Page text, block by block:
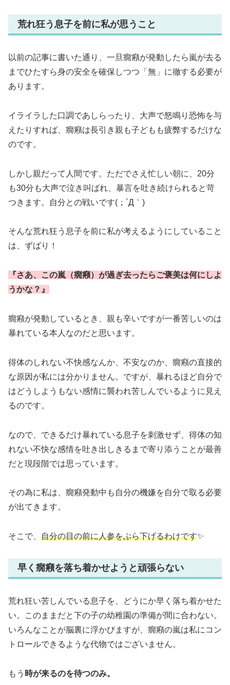
荒れ狂う息子を前に私が思うこと
以前の記事に書いた通り、一旦癇癪が発動したら嵐が去る
までひたすら身の安全を確保しつつ「無」に徹する必要が
あります。
イライラした口調であしらったり、大声で怒鳴り恐怖を与
えたりすれば、癇癪は長引き親も子どもも疲弊するだけな
のです。
しかし親だって人間です。ただでさえ忙しい朝に、20分
も30分も大声で泣き叫ばれ、暴言を吐き続けられると苛
つきます。自分との戦いです(；´Д｀)
そんな荒れ狂う息子を前に私が考えるようにしていること
は、ずばり！
『さあ、この嵐（癇癪）が過ぎ去ったらご褒美は何にしよ
うかな？』
癇癪が発動しているとき、親も辛いですが一番苦しいのは
暴れている本人なのだと思います。
得体のしれない不快感なんか、不安なのか、癇癪の直接的
な原因が私には分かりません。ですが、暴れるほど自分で
はどうしようもない感情に襲われ苦しんでいるように見え
るのです。
なので、できるだけ暴れている息子を刺激せず、得体の知
れない不快な感情を吐き出しきるまで寄り添うことが最善
だと現段階では思っています。
その為に私は、癇癪発動中も自分の機嫌を自分で取る必要
が出てきます。
そこで、 自分の目の前に人参をぶら下げるわけです✨️
早く癇癪を落ち着かせようと頑張らない
荒れ狂い苦しんでいる息子を、どうにか早く落ち着かせた
い。このままだと下の子の幼稚園の準備が間に合わない。
いろんなことが脳裏に浮かびますが、癇癪の嵐は私にコン
トロールできるような代物ではございません。
もう 時が来るのを待つのみ。